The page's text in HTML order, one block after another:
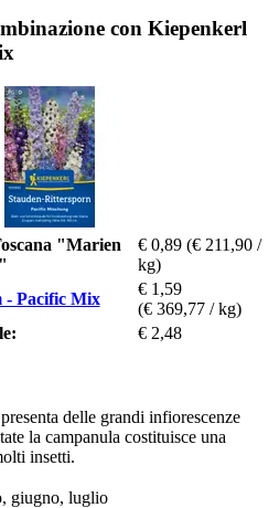
con Kiepenkerl
"Marien
€ 0,89 (€ 211,90 /
kg)
- Pacific Mix
€ 1,59
(€ 369,77 / kg)
€ 2,48
delle grandi infiorescenze
la campanula costituisce una
insetti.
giugno, luglio